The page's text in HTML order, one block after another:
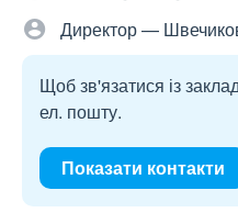
Директор —
Щоб зв'язатися із
ел. пошту.
Показати контакти